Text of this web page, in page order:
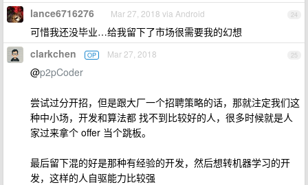
24
lance6716276 Mar 27, 2018 via Android
可惜我还没毕业…给我留下了市场很需要我的幻想
25
clarkchen OP Mar 27, 2018
@p2pCoder
尝试过分开招，但是跟大厂一个招聘策略的话，那就注定我们这
种中小场，开发和算法都 找不到比较好的人，很多时候就是人
家过来拿个 offer 当个跳板。
最后留下混的好是那种有经验的开发，然后想转机器学习的开
发，这样的人自驱能力比较强